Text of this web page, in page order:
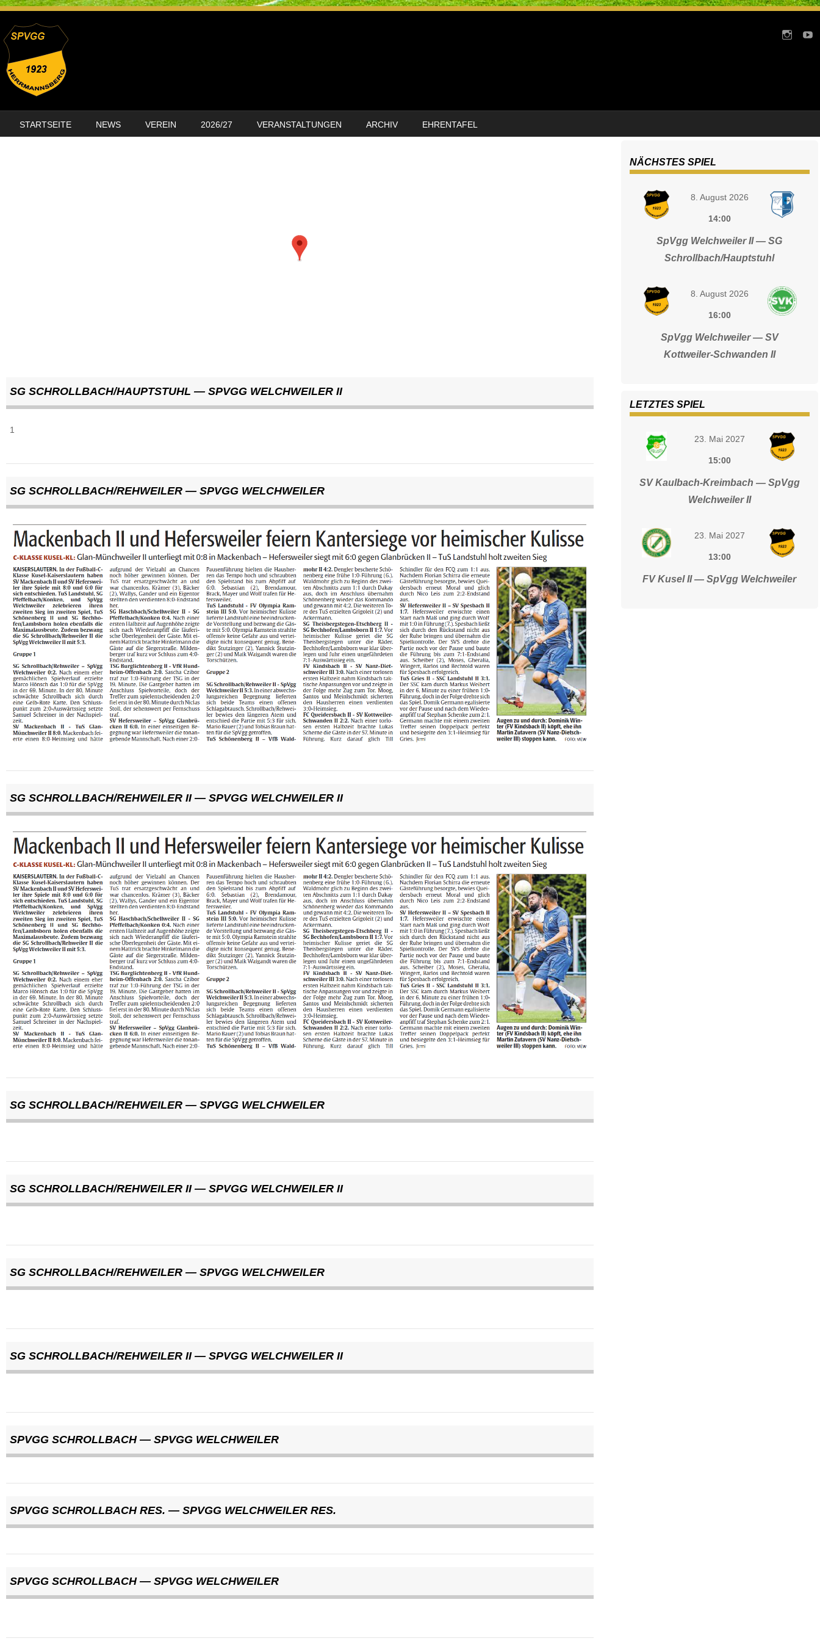
MENU
STARTSEITE NEWS VEREIN 2026/27 VERANSTALTUNGEN ARCHIV EHRENTAFEL
SG SCHROLLBACH/HAUPTSTUHL — SPVGG WELCHWEILER II
1
SG SCHROLLBACH/REHWEILER — SPVGG WELCHWEILER
SG SCHROLLBACH/REHWEILER II — SPVGG WELCHWEILER II
SG SCHROLLBACH/REHWEILER — SPVGG WELCHWEILER
SG SCHROLLBACH/REHWEILER II — SPVGG WELCHWEILER II
SG SCHROLLBACH/REHWEILER — SPVGG WELCHWEILER
SG SCHROLLBACH/REHWEILER II — SPVGG WELCHWEILER II
SPVGG SCHROLLBACH — SPVGG WELCHWEILER
SPVGG SCHROLLBACH RES. — SPVGG WELCHWEILER RES.
SPVGG SCHROLLBACH — SPVGG WELCHWEILER
NÄCHSTES SPIEL
8. August 2026
14:00
SpVgg Welchweiler II — SG
Schrollbach/Hauptstuhl
8. August 2026
16:00
SpVgg Welchweiler — SV
Kottweiler-Schwanden II
LETZTES SPIEL
23. Mai 2027
15:00
SV Kaulbach-Kreimbach — SpVgg
Welchweiler II
23. Mai 2027
13:00
FV Kusel II — SpVgg Welchweiler